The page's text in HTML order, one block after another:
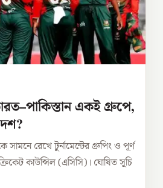
একই গ্রুপে,
সামনে রেখে টুর্নামেন্টের গ্রুপিং ও পূর্ণ
কাউন্সিল (এসিসি)। ঘোষিত সূচি